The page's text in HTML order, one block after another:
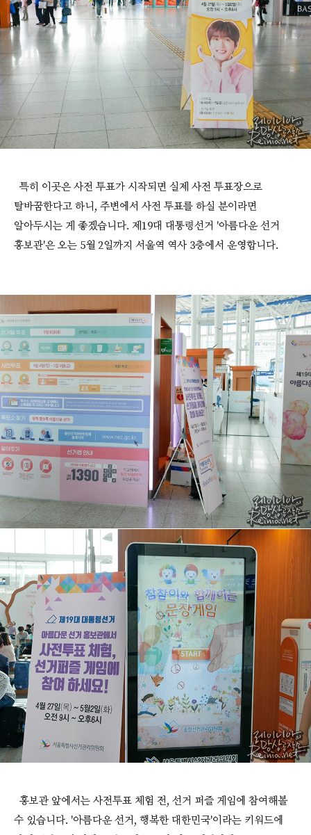
특히 이곳은 사전 투표가 시작되면 실제 사전 투표장으로
탈바꿈한다고 하니, 주변에서 사전 투표를 하실 분이라면
알아두시는 게 좋겠습니다. 제19대 대통령선거 '아름다운 선거
홍보관'은 오는 5월 2일까지 서울역 역사 3층에서 운영합니다.
홍보관 앞에서는 사전투표 체험 전, 선거 퍼즐 게임에 참여해볼
수 있습니다. '아름다운 선거, 행복한 대한민국'이라는 키워드에